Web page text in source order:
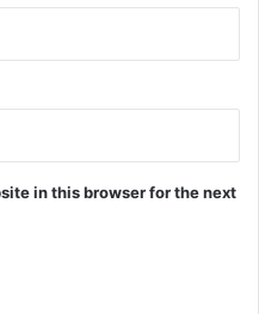
in this browser for the next